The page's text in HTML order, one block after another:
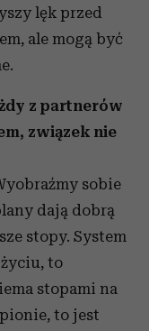
lęk przed
ale mogą być
z partnerów
związek nie
sobie
dają dobrą
stopy. System
to
stopami na
to jest